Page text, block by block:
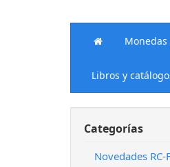
Monedas
Libros y
Categorías
Novedades